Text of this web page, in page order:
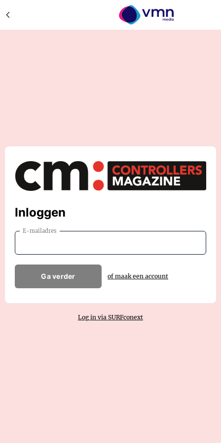
Inloggen
E-mailadres
Ga verder of maak een account
Log in via SURFconext